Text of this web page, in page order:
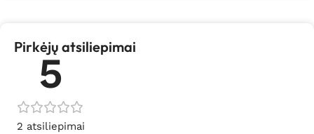
Pirkėjų atsiliepimai
5
2 atsiliepimai